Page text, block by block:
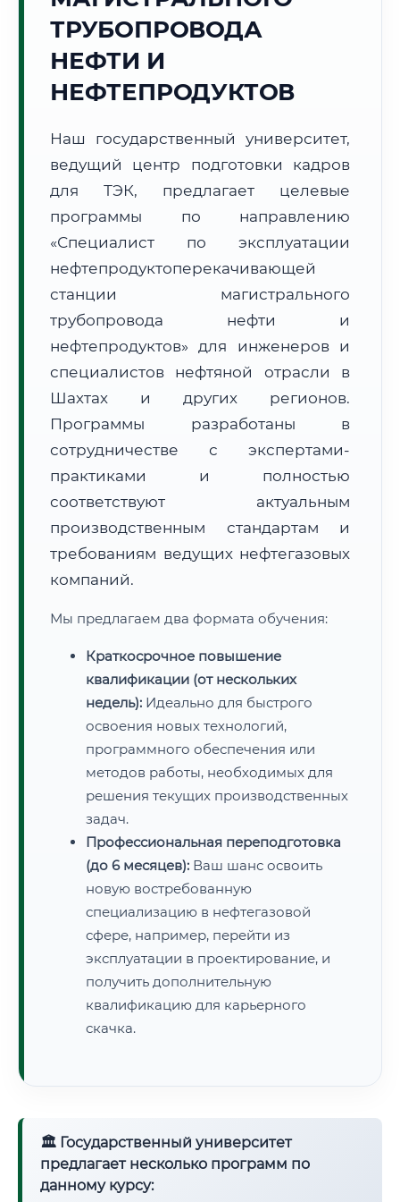
• Маршрут транзита:~3 022 км
• Экспресс-доставка СДЭК / Почтой:
4–6 рабочих дней
📜 Документы и аккредитация ФИС ФРДО
🔍 Нажмите на документ для увеличения и просмотра
ТРУБОПРОВОДА
НЕФТИ И
НЕФТЕПРОДУКТОВ
Наш государственный университет,
ведущий центр подготовки кадров
для ТЭК, предлагает целевые
программы по направлению
«Специалист по эксплуатации
нефтепродуктоперекачивающей
станции магистрального
трубопровода нефти и
нефтепродуктов» для инженеров и
специалистов нефтяной отрасли в
Шахтах и других регионов.
Программы разработаны в
сотрудничестве с экспертами-
практиками и полностью
соответствуют актуальным
производственным стандартам и
требованиям ведущих нефтегазовых
компаний.
Мы предлагаем два формата обучения:
Краткосрочное повышение
квалификации (от нескольких
недель): Идеально для быстрого
освоения новых технологий,
программного обеспечения или
методов работы, необходимых для
решения текущих производственных
задач.
Профессиональная переподготовка
(до 6 месяцев): Ваш шанс освоить
новую востребованную
специализацию в нефтегазовой
сфере, например, перейти из
эксплуатации в проектирование, и
получить дополнительную
квалификацию для карьерного
скачка.
🏛 Государственный университет
предлагает несколько программ по
данному курсу: